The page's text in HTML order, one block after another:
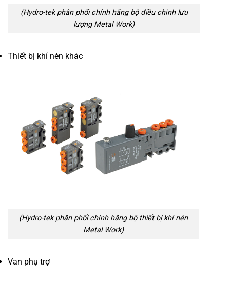
(Hydro-tek phân phối chính hãng bộ điều chỉnh lưu
lượng Metal Work)
Thiết bị khí nén khác
(Hydro-tek phân phối chính hãng bộ thiết bị khí nén
Metal Work)
Van phụ trợ